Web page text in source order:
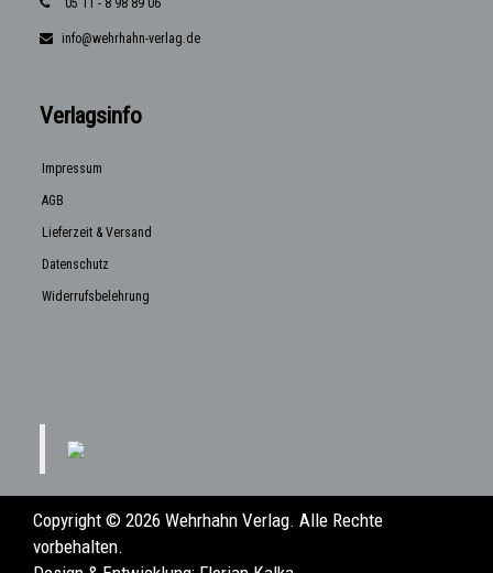
info@wehrhahn-verlag.de
Verlagsinfo
Impressum
AGB
Lieferzeit & Versand
Datenschutz
Widerrufsbelehrung
Copyright © 2026 Wehrhahn Verlag. Alle Rechte
vorbehalten.